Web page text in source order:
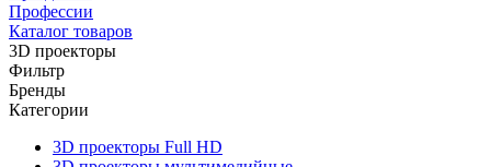
Профессии
Каталог товаров
3D проекторы
Фильтр
Бренды
Категории
3D проекторы Full HD